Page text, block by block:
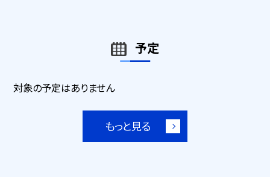
予定
対象の予定はありません
もっと見る